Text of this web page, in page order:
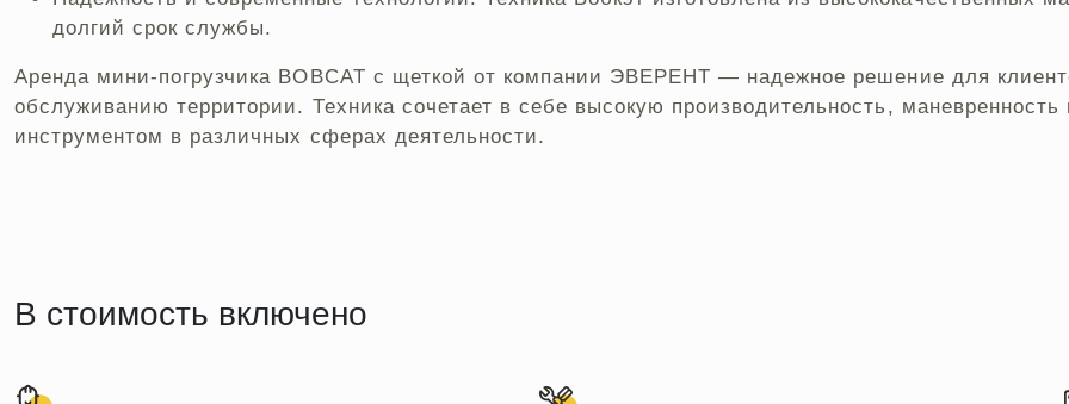
долгий срок службы.
Аренда мини-погрузчика BOBCAT с щеткой от компании ЭВЕРЕНТ — надежное решение для
обслуживанию территории. Техника сочетает в себе высокую производительность,
инструментом в различных сферах деятельности.
В стоимость включено